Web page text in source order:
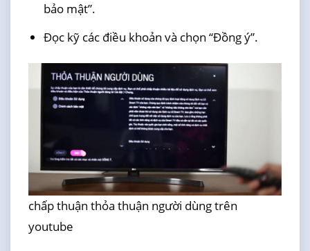
bảo mật”.
Đọc kỹ các điều khoản và chọn “Đồng ý”.
chấp thuận thỏa thuận người dùng trên
youtube